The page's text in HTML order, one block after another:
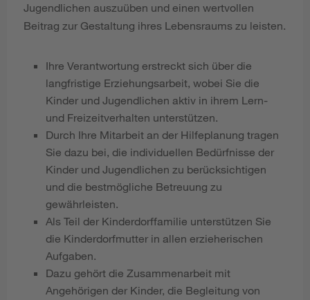
Jugendlichen auszuüben und einen wertvollen
Beitrag zur Gestaltung ihres Lebensraums zu leisten.
Ihre Verantwortung erstreckt sich über die
langfristige Erziehungsarbeit, wobei Sie die
Kinder und Jugendlichen aktiv in ihrem Lern-
und Freizeitverhalten unterstützen.
Durch Ihre Mitarbeit an der Hilfeplanung tragen
Sie dazu bei, die individuellen Bedürfnisse der
Kinder und Jugendlichen zu berücksichtigen
und die bestmögliche Betreuung zu
gewährleisten.
Als Teil der Kinderdorffamilie unterstützen Sie
die Kinderdorfmutter in allen erzieherischen
Aufgaben.
Dazu gehört die Zusammenarbeit mit
Angehörigen der Kinder, die Begleitung von